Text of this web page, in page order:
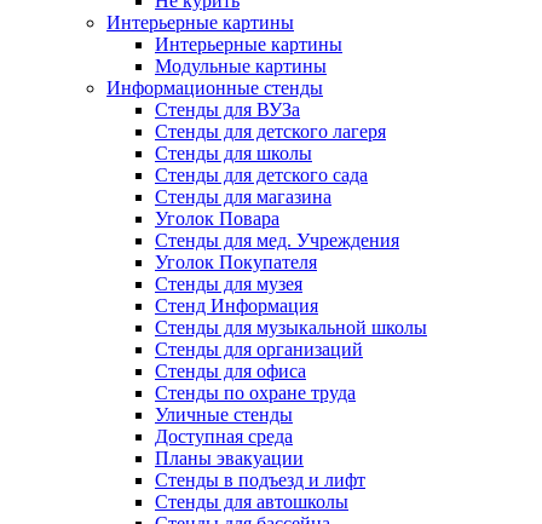
Интерьерные картины
Интерьерные картины
Модульные картины
Информационные стенды
Стенды для ВУЗа
Стенды для детского лагеря
Стенды для школы
Стенды для детского сада
Стенды для магазина
Уголок Повара
Стенды для мед. Учреждения
Уголок Покупателя
Стенды для музея
Стенд Информация
Стенды для музыкальной школы
Стенды для организаций
Стенды для офиса
Стенды по охране труда
Уличные стенды
Доступная среда
Планы эвакуации
Стенды в подъезд и лифт
Стенды для автошколы